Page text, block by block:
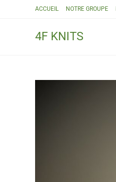
ACCUEIL NOTRE GROUPE
4F KNITS